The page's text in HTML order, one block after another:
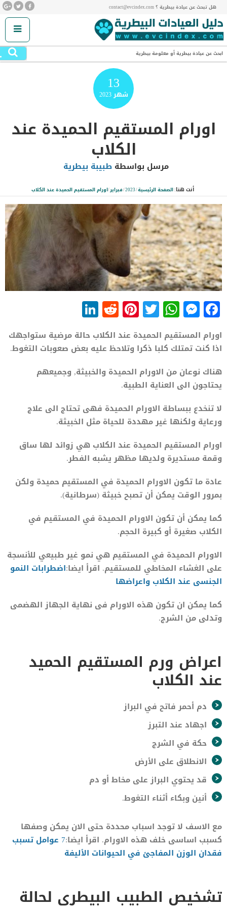
هل تبحث عن عيادة بيطرية ؟ contact@evcindex.com
ابحث عن عيادة بيطرية أو معلومة بيطرية
13
شهر2023
اورام المستقيم الحميدة عند
الكلاب
مرسل بواسطة طبيبة بيطرية
أنت هنا:الصفحة الرئيسية/
2023
/فبراير/اورام المستقيم الحميدة عند الكلاب
Facebook
Messenger
WhatsApp
Twitter
Pinterest
Reddit
اورام المستقيم الحميدة عند الكلاب حالة مرضية ستواجهك
اذا كنت تمتلك كلبا ذكرا وتلاحظ عليه بعض صعوبات التغوط.
هناك نوعان من الاورام الحميدة والخبيثة, وجميعهم
يحتاجون الى العناية الطبية.
لا تنخدع ببساطة الاورام الحميدة فهى تحتاج الى علاج
ورعاية ولكنها غير مهددة للحياة مثل الخبيثة.
اورام المستقيم الحميدة عند الكلاب هي زوائد لها ساق
وقمة مستديرة ولديها مظهر يشبه الفطر.
عادة ما تكون الاورام الحميدة في المستقيم حميدة ولكن
بمرور الوقت يمكن أن تصبح خبيثة (سرطانية).
كما يمكن أن تكون الاورام الحميدة في المستقيم في
الكلاب صغيرة أو كبيرة الحجم.
الاورام الحميدة في المستقيم هي نمو غير طبيعي للأنسجة
على الغشاء المخاطي للمستقيم. اقرأ ايضا:اضطرابات النمو
الجنسى عند الكلاب واعراضها
كما يمكن ان تكون هذه الاورام فى نهاية الجهاز الهضمى
وتدلى من الشرج.
اعراض ورم المستقيم الحميد
عند الكلاب
دم أحمر فاتح في البراز
اجهاد عند التبرز
حكة في الشرج
الانطلاق على الأرض
قد يحتوي البراز على مخاط أو دم
أنين وبكاء أثناء التغوط.
مع الاسف لا توجد اسباب محددة حتى الان يمكن وصفها
كسبب اساسى خلف هذه الاورام. اقرأ ايضا: 7 عوامل تسبب
فقدان الوزن المفاجئ في الحيوانات الأليفة
تشخيص الطبيب البيطرى لحالة